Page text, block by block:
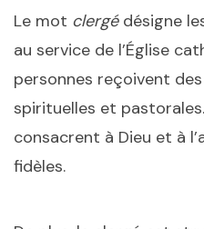
Le mot clergé désigne
au service de l’Église
personnes reçoivent
spirituelles et
consacrent à Dieu et à
fidèles.